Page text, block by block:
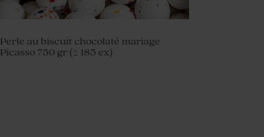
Perle au biscuit chocolaté mariage
Picasso 750 gr (± 185 ex)